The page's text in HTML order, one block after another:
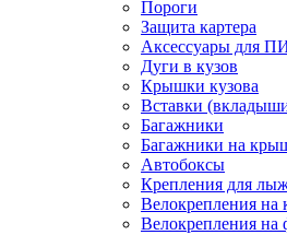
Пороги
Защита картера
Аксессуары для
Дуги в кузов
Крышки кузова
Вставки
Багажники
Багажники на
Автобоксы
Крепления для
Велокрепления
Велокрепления на